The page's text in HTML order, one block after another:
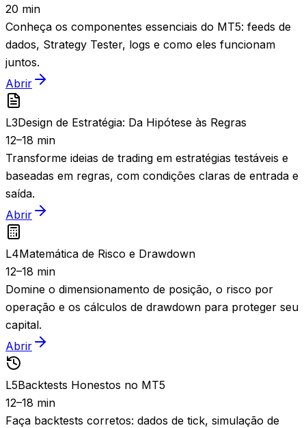
20 min
Conheça os componentes essenciais do MT5: feeds de
dados, Strategy Tester, logs e como eles funcionam
juntos.
Abrir
L3Design de Estratégia: Da Hipótese às Regras
12–18 min
Transforme ideias de trading em estratégias testáveis e
baseadas em regras, com condições claras de entrada e
saída.
Abrir
L4Matemática de Risco e Drawdown
12–18 min
Domine o dimensionamento de posição, o risco por
operação e os cálculos de drawdown para proteger seu
capital.
Abrir
L5Backtests Honestos no MT5
12–18 min
Faça backtests corretos: dados de tick, simulação de